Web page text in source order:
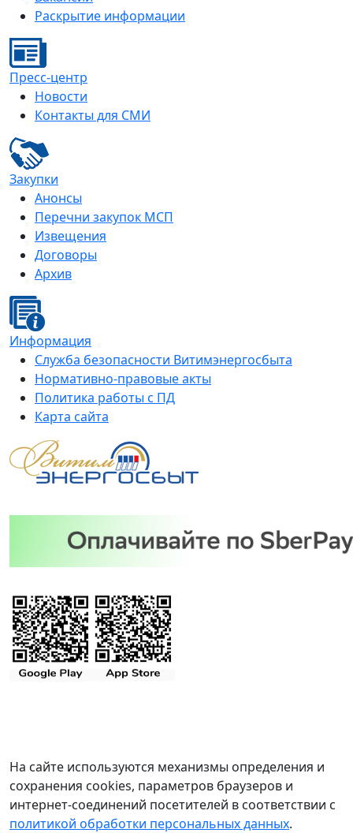
Раскрытие информации
Пресс-центр
Новости
Контакты для СМИ
Закупки
Анонсы
Перечни закупок МСП
Извещения
Договоры
Архив
Информация
Служба безопасности Витимэнергосбыта
Нормативно-правовые акты
Политика работы с ПД
Карта сайта
На сайте используются механизмы определения и
сохранения cookies, параметров браузеров и
интернет-соединений посетителей в соответствии с
политикой обработки персональных данных.